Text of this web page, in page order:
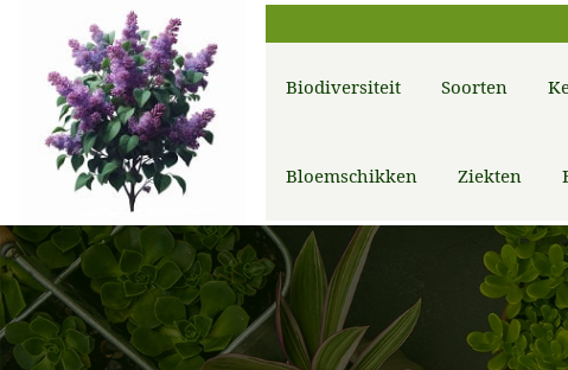
Biodiversiteit Soorten
Bloemschikken Ziekten